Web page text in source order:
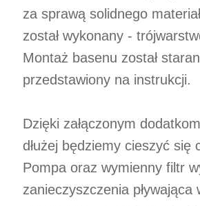
za sprawą solidnego
został wykonany -
Montaż basenu został
przedstawiony na instrukcji.
Dzięki załączonym
dłużej będziemy cieszyć się
Pompa oraz wymienny filtr
zanieczyszczenia pływająca